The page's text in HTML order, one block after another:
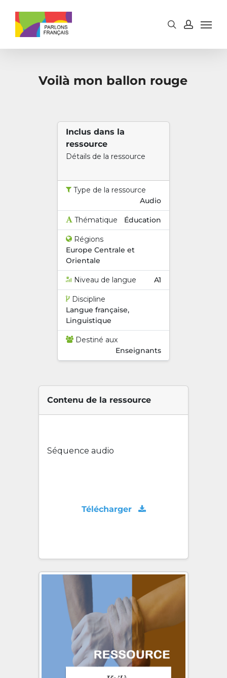
Voilà mon ballon rouge
Inclus dans la
ressource
Détails de la ressource
Type de la ressource
Audio
Thématique Éducation
Régions
Europe Centrale et
Orientale
Niveau de langue A1
Discipline
Langue française,
Linguistique
Destiné aux
Enseignants
Contenu de la ressource
Séquence audio
Télécharger